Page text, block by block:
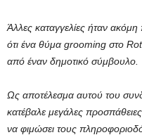
Άλλες καταγγελίες ήταν
ότι ένα θύμα grooming στο
από έναν δημοτικό σύμβουλο.
Ως αποτέλεσμα αυτού του
κατέβαλε μεγάλες
να φιμώσει τους